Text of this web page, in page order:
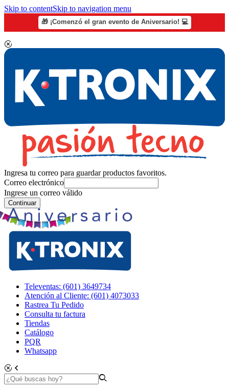
Skip to contentSkip to navigation menu
🎁 ¡Comenzó el gran evento de Aniversario! 💻
Ingresa tu correo para guardar productos favoritos.
Correo electrónico
Ingrese un correo válido
Continuar
Televentas: (601) 3649734
Atención al Cliente: (601) 4073033
Rastrea Tu Pedido
Consulta tu factura
Tiendas
Catálogo
PQR
Whatsapp